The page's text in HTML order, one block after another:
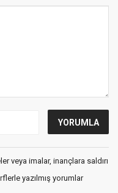
veya imalar, inançlara saldırı
yazılmış yorumlar